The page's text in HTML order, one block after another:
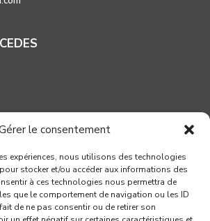
le consentement
expériences, nous utilisons des technologies
stocker et/ou accéder aux informations des
à ces technologies nous permettra de
que le comportement de navigation ou les ID
de ne pas consentir ou de retirer son